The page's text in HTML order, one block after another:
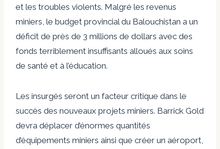
et les troubles violents. Malgré les revenus
miniers, le budget provincial du Balouchistan a un
déficit de près de 3 millions de dollars avec des
fonds terriblement insuffisants alloués aux soins
de santé et à l’éducation.
Les insurgés seront un facteur critique dans le
succès des nouveaux projets miniers. Barrick Gold
devra déplacer d’énormes quantités
d’équipements miniers ainsi que créer un aéroport,